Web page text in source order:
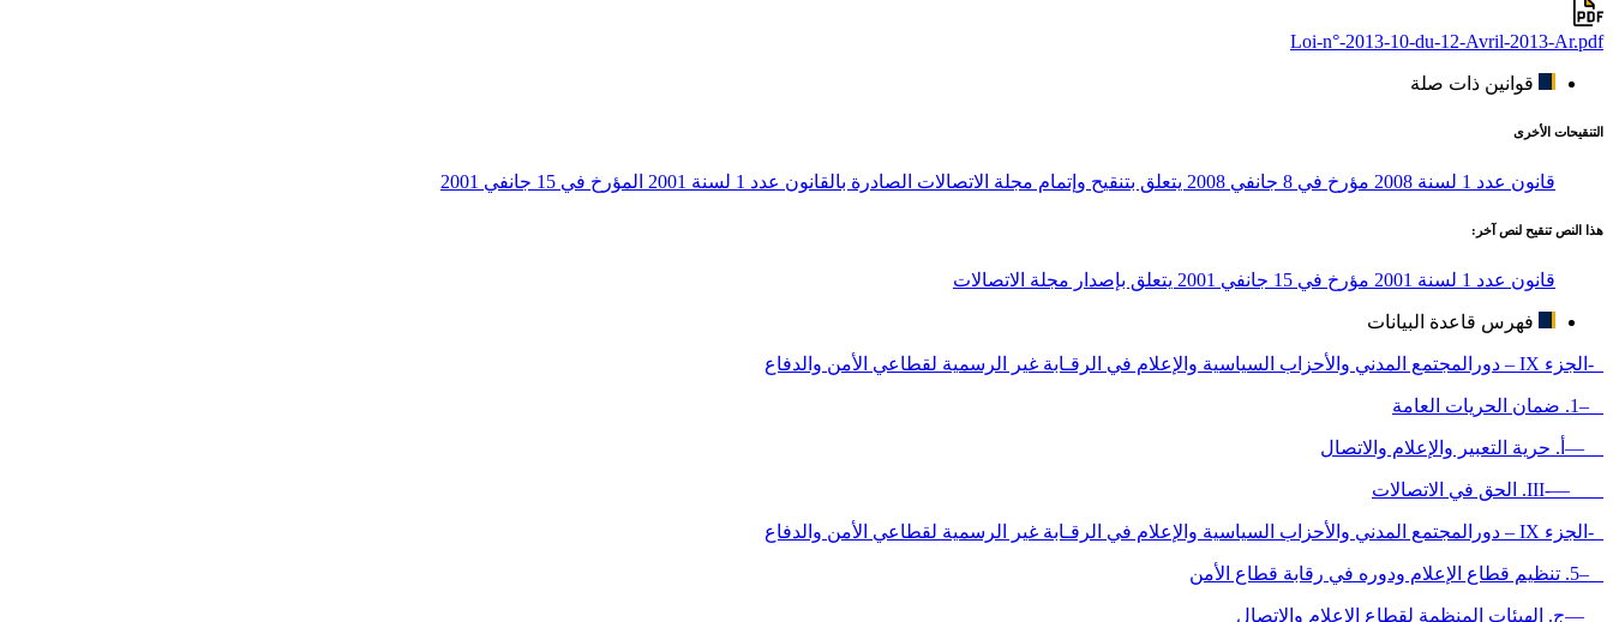
Loi-n°-2013-10-du-12-Avril-2013-Ar.pdf
قوانين ذات صلة
التنقيحات الأخرى
قانون عدد 1 لسنة 2008 مؤرخ في 8 جانفي 2008 يتعلق بتنقيح وإتمام مجلة الاتصالات الصادرة بالقانون عدد 1 لسنة 2001 المؤرخ في 15 جانفي 2001
هذا النص تنقيح لنص آخر:
قانون عدد 1 لسنة 2001 مؤرخ في 15 جانفي 2001 يتعلق بإصدار مجلة الاتصالات
فهرس قاعدة البيانات
-الجزء IX – دورالمجتمع المدني والأحزاب السياسية والإعلام في الرقـابة غير الرسمية لقطاعي الأمن والدفاع
–1. ضمان الحريات العامة
—أ. حرية التعبير والإعلام والاتصال
—-III. الحق في الاتصالات
-الجزء IX – دورالمجتمع المدني والأحزاب السياسية والإعلام في الرقـابة غير الرسمية لقطاعي الأمن والدفاع
–5. تنظيم قطاع الإعلام ودوره في رقابة قطاع الأمن
—ج. الهيئات المنظمة لقطاع الإعلام والاتصال